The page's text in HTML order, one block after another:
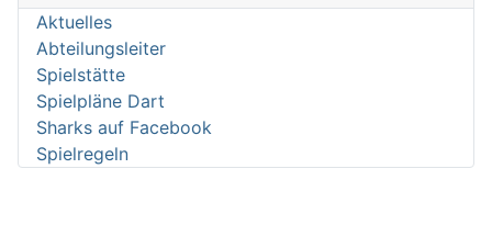
Aktuelles
Abteilungsleiter
Spielstätte
Spielpläne Dart
Sharks auf Facebook
Spielregeln